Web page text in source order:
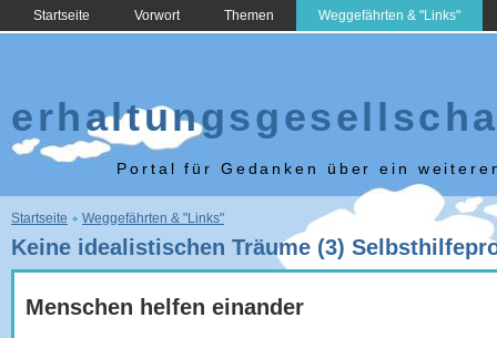
Startseite Vorwort Themen Weggefährten & "Links"
Portal für Gedanken über ein
Sie sind hier
Startseite Weggefährten & "Links"
Keine idealistischen Träume (3)
Menschen helfen einander